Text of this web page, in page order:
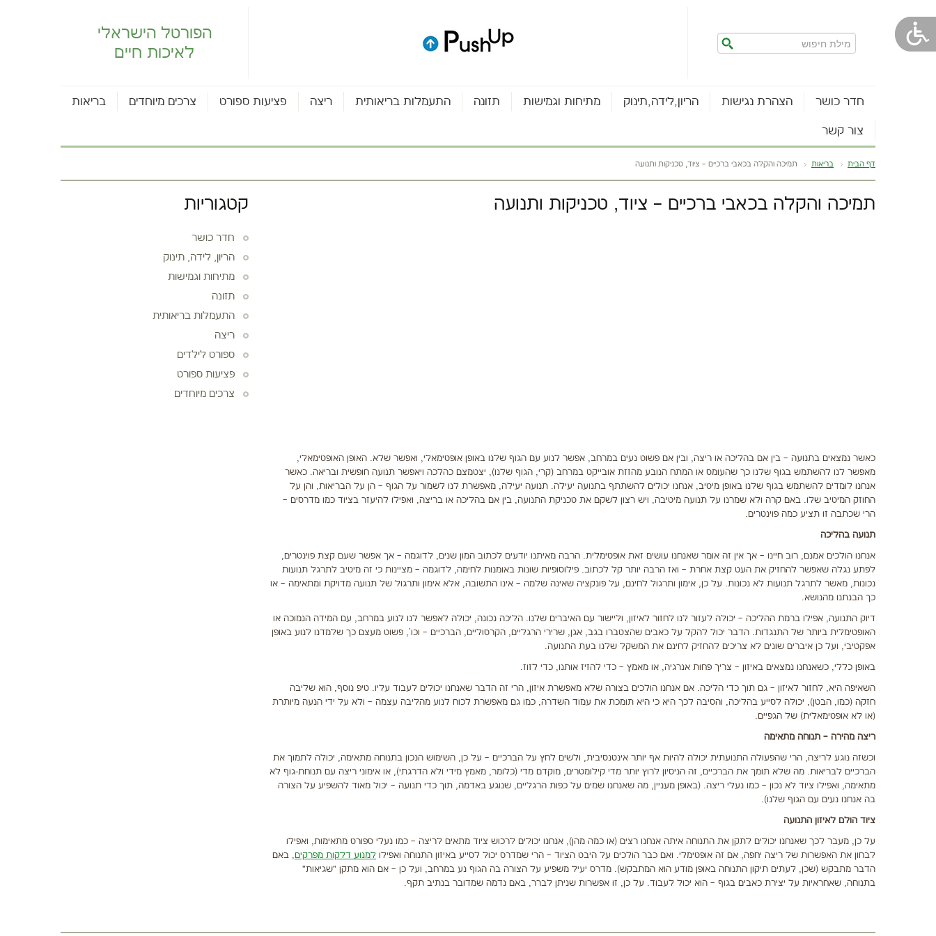
הפורטל הישראלי
לאיכות חיים
חדר כושר הצהרת נגישות הריון,לידה,תינוק מתיחות וגמישות תזונה התעמלות בריאותית ריצה פציעות ספורט צרכים מיוחדים בריאות
צור קשר
דף הבית בריאות תמיכה והקלה בכאבי ברכיים – ציוד, טכניקות ותנועה
תמיכה והקלה בכאבי ברכיים – ציוד, טכניקות ותנועה
כאשר נמצאים בתנועה – בין אם בהליכה או ריצה, ובין אם פשוט נעים במרחב, אפשר לנוע עם הגוף שלנו באופן אופטימאלי, ואפשר שלא. האופן האופטימאלי,
מאפשר לנו להשתמש בגוף שלנו כך שהעומס או המתח הנובע מהזזת אובייקט במרחב (קרי, הגוף שלנו), יצטמצם כהלכה ויאפשר תנועה חופשית ובריאה. כאשר
אנחנו לומדים להשתמש בגוף שלנו באופן מיטיב, אנחנו יכולים להשתתף בתנועה יעילה. תנועה יעילה, מאפשרת לנו לשמור על הגוף – הן על הבריאות, והן על
החוזק המיטיב שלו. באם קרה ולא שמרנו על תנועה מיטיבה, ויש רצון לשקם את טכניקת התנועה, בין אם בהליכה או בריצה, ואפילו להיעזר בציוד כמו מדרסים –
הרי שכתבה זו תציע כמה פוינטרים.
תנועה בהליכה
אנחנו הולכים אמנם, רוב חיינו – אך אין זה אומר שאנחנו עושים זאת אופטימלית. הרבה מאיתנו יודעים לכתוב המון שנים, לדוגמה – אך אפשר שעם קצת פוינטרים,
לפתע נגלה שאפשר להחזיק את העט קצת אחרת – ואז הרבה יותר קל לכתוב. פילוסופיות שונות באומנות לחימה, לדוגמה – מציינות כי זה מיטיב לתרגל תנועות
נכונות, מאשר לתרגל תנועות לא נכונות. על כן, אימון ותרגול לחינם, על פונקציה שאינה שלמה – אינו התשובה, אלא אימון ותרגול של תנועה מדויקת ומתאימה – או
כך הבנתנו מהנושא.
דיוק התנועה, אפילו ברמת ההליכה – יכולה לעזור לנו לחזור לאיזון, וליישור עם האיברים שלנו. הליכה נכונה, יכולה לאפשר לנו לנוע במרחב, עם המידה הנמוכה או
האופטימלית ביותר של התנגדות. הדבר יכול להקל על כאבים שהצטברו בגב, אגן, שרירי הרגליים, הקרסוליים, הברכיים – וכו', פשוט מעצם כך שלמדנו לנוע באופן
אפקטיבי, ועל כן איברים שונים לא צריכים להחזיק לחינם את המשקל שלנו בעת התנועה.
באופן כללי, כשאנחנו נמצאים באיזון – צריך פחות אנרגיה, או מאמץ – כדי להזיז אותנו, כדי לזוז.
השאיפה היא, לחזור לאיזון – גם תוך כדי הליכה. אם אנחנו הולכים בצורה שלא מאפשרת איזון, הרי זה הדבר שאנחנו יכולים לעבוד עליו. טיפ נוסף, הוא שליבה
חזקה (כמו, הבטן), יכולה לסייע בהליכה, והסיבה לכך היא כי היא תומכת את עמוד השדרה, כמו גם מאפשרת לכוח לנוע מהליבה עצמה – ולא על ידי הנעה מיותרת
(או לא אופטימאלית) של הגפיים.
ריצה מהירה – תנוחה מתאימה
וכשזה נוגע לריצה, הרי שהפעולה התנועתית יכולה להיות אף יותר אינטנסיבית, ולשים לחץ על הברכיים – על כן, השימוש הנכון בתנוחה מתאימה, יכולה לתמוך את
הברכיים לבריאות. מה שלא תומך את הברכיים, זה הניסיון לרוץ יותר מדי קילומטרים, מוקדם מדי (כלומר, מאמץ מידי ולא הדרגתי), או אימוני ריצה עם תנוחת-גוף לא
מתאימה, ואפילו ציוד לא נכון – כמו נעלי ריצה. (באופן מעניין, מה שאנחנו שמים על כפות הרגליים, שנוגע באדמה, תוך כדי תנועה – יכול מאוד להשפיע על הצורה
בה אנחנו נעים עם הגוף שלנו).
ציוד הולם לאיזון התנועה
על כן, מעבר לכך שאנחנו יכולים לתקן את התנוחה איתה אנחנו רצים (או כמה מהן), אנחנו יכולים לרכוש ציוד מתאים לריצה – כמו נעלי ספורט מתאימות, ואפילו
לבחון את האפשרות של ריצה יחפה, אם זה אופטימלי. ואם כבר הולכים על היבט הציוד – הרי שמדרס יכול לסייע באיזון התנוחה ואפילו למנוע דלקות מפרקים, באם
הדבר מתבקש (שכן, לעתים תיקון התנוחה באופן מודע הוא המתבקש). מדרס יעיל משפיע על הצורה בה הגוף נע במרחב, ועל כן – אם הוא מתקן "שגיאות"
בתנוחה, שאחראיות על יצירת כאבים בגוף – הוא יכול לעבוד. על כן, זו אפשרות שניתן לברר, באם נדמה שמדובר בנתיב תקף.
קטגוריות
חדר כושר
הריון, לידה, תינוק
מתיחות וגמישות
תזונה
התעמלות בריאותית
ריצה
ספורט לילדים
פציעות ספורט
צרכים מיוחדים